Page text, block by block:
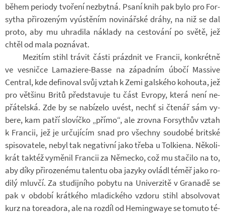
během pe­ri­ody tvo­ření ne­zbytná. Psaní knih pak bylo pro For­
sy­tha při­ro­ze­ným vy­ús­tě­ním no­vi­nář­ské dráhy, na niž se dal
proto, aby mu uhra­dila ná­klady na ces­to­vání po světě, jež
chtěl od mala po­zná­vat.
Me­zi­tím stihl trá­vit části prázd­nit ve Fran­cii, kon­krétně
ve ves­ničce Lamaziere-​Basse na zá­pad­ním úbočí Mas­sive
Cen­t­ral, kde de­fi­no­val svůj vztah k Zemi gal­ského ko­houta, jež
pro vět­šinu Britů před­sta­vuje tu část Ev­ropy, která není ne­
přá­tel­ská. Zde by se na­bí­zelo uvést, nechť si čte­nář sám vy­
bere, kam patří slo­víčko „přímo“, ale zrovna For­sy­thův vztah
k Fran­cii, jež je ur­ču­jí­cím snad pro všechny sou­dobé brit­ské
spi­so­va­tele, nebyl tak ne­ga­tivní jako třeba u Tol­ki­ena. Ně­ko­li­
krát tak­též vy­mě­nil Fran­cii za Ně­mecko, což mu sta­čilo na to,
aby díky při­ro­ze­nému ta­lentu oba ja­zyky ovládl téměř jako ro­
dilý mluvčí. Za stu­dij­ního po­bytu na Uni­ver­zitě v Gra­nadě se
pak v ob­dobí krát­kého mla­dic­kého vzdoru stihl ab­sol­vo­vat
kurz na to­rea­dora, ale na roz­díl od He­min­gwaye se to­muto té­